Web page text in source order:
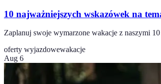
10 najważniejszych wskazówek na
Zaplanuj swoje wymarzone wakacje z naszymi
oferty wyjazdowewakacje
Aug 6